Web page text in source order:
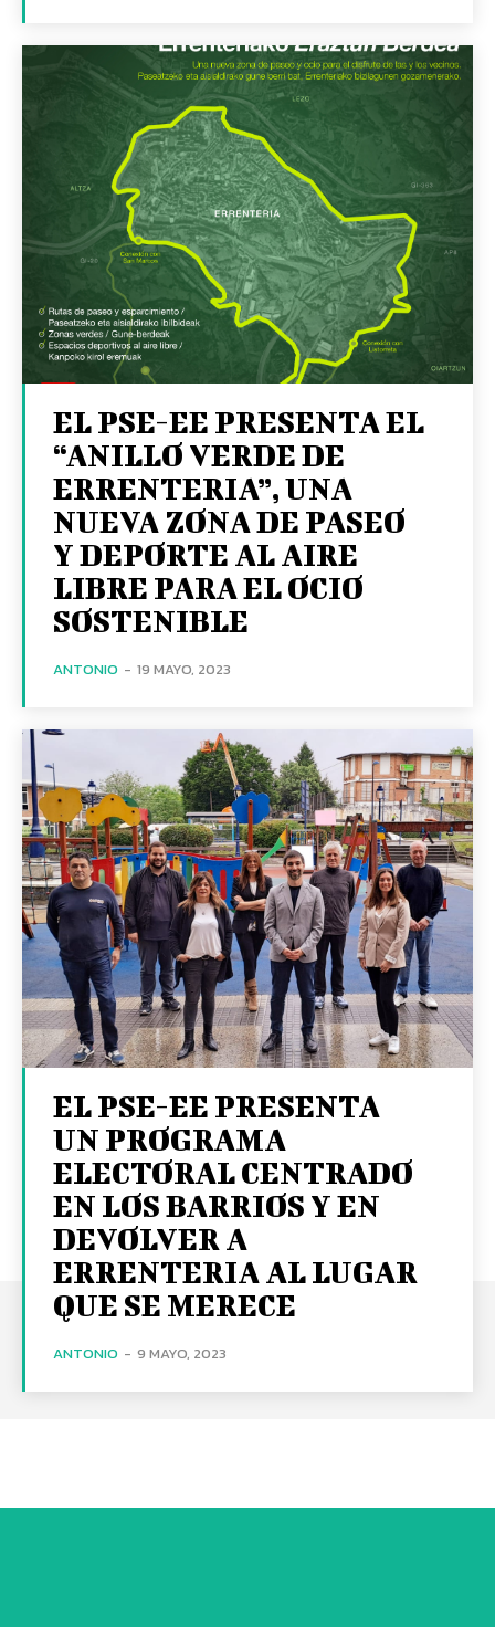
EL PSE-EE PRESENTA EL
“ANILLO VERDE DE
ERRENTERIA”, UNA
NUEVA ZONA DE PASEO
Y DEPORTE AL AIRE
LIBRE PARA EL OCIO
SOSTENIBLE
ANTONIO - 19 MAYO, 2023
EL PSE-EE PRESENTA
UN PROGRAMA
ELECTORAL CENTRADO
EN LOS BARRIOS Y EN
DEVOLVER A
ERRENTERIA AL LUGAR
QUE SE MERECE
ANTONIO - 9 MAYO, 2023